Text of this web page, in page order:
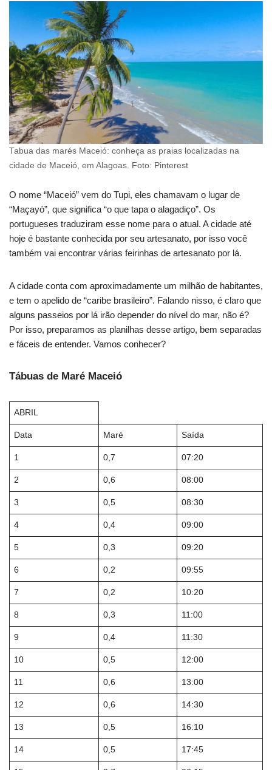
Tabua das marés Maceió: conheça as praias localizadas na
cidade de Maceió, em Alagoas. Foto: Pinterest
O nome “Maceió” vem do Tupi, eles chamavam o lugar de
“Maçayó”, que significa “o que tapa o alagadiço”. Os
portugueses traduziram esse nome para o atual. A cidade até
hoje é bastante conhecida por seu artesanato, por isso você
também vai encontrar várias feirinhas de artesanato por lá.
A cidade conta com aproximadamente um milhão de habitantes,
e tem o apelido de “caribe brasileiro”. Falando nisso, é claro que
alguns passeios por lá irão depender do nível do mar, não é?
Por isso, preparamos as planilhas desse artigo, bem separadas
e fáceis de entender. Vamos conhecer?
Tábuas de Maré Maceió
ABRIL
Data Maré Saída
1 0,7 07:20
2 0,6 08:00
3 0,5 08:30
4 0,4 09:00
5 0,3 09:20
6 0,2 09:55
7 0,2 10:20
8 0,3 11:00
9 0,4 11:30
10 0,5 12:00
11 0,6 13:00
12 0,6 14:30
13 0,5 16:10
14 0,5 17:45